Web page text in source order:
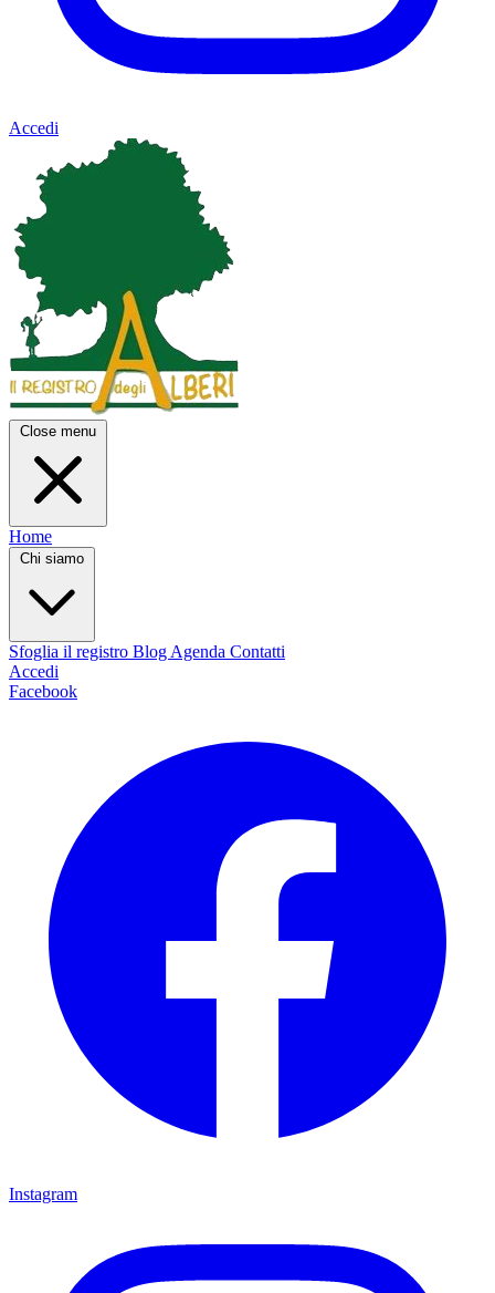
Accedi
Close menu
Home
Chi siamo
Sfoglia il registro Blog Agenda Contatti
Accedi
Facebook
Instagram